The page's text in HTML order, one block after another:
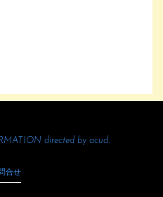
directed by acud.
合せ